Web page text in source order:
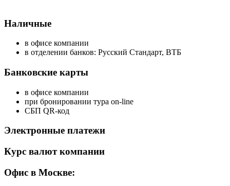
Наличные
в офисе компании
в отделении банков: Русский Стандарт, ВТБ
Банковские карты
в офисе компании
при бронировании тура on-line
СБП QR-код
Электронные платежи
Курс валют компании
Офис в Москве: